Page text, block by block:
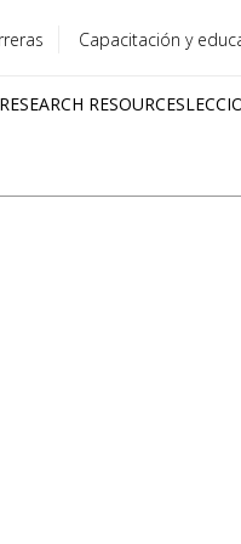
Capacitación y
RESEARCH RESOURCES